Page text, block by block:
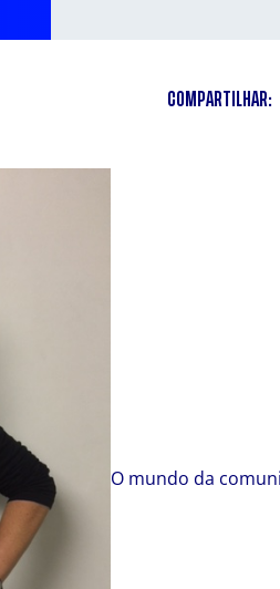
COMPARTILHAR:
O mundo da